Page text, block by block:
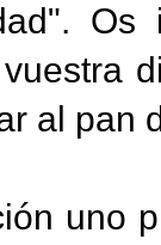
Os
al pan
uno